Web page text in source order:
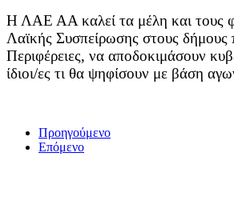
Η ΛΑΕ ΑΑ καλεί τα μέλη και τους
Λαϊκής Συσπείρωσης στους
Περιφέρειες, να αποδοκιμάσουν
ίδιοι/ες τι θα ψηφίσουν με βάση
Προηγούμενο
Επόμενο